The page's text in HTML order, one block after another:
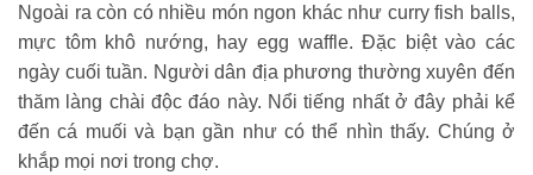
Ngoài ra còn có nhiều món ngon khác như curry fish balls,
mực tôm khô nướng, hay egg waffle. Đặc biệt vào các
ngày cuối tuần. Người dân địa phương thường xuyên đến
thăm làng chài độc đáo này. Nổi tiếng nhất ở đây phải kể
đến cá muối và bạn gần như có thể nhìn thấy. Chúng ở
khắp mọi nơi trong chợ.